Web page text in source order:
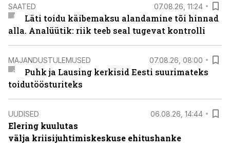
SAATED 07.08.26, 11:24
Läti toidu käibemaksu alandamine tõi hinnad
alla. Analüütik: riik teeb seal tugevat kontrolli
MAJANDUSTULEMUSED 07.08.26, 08:00
Puhk ja Lausing kerkisid Eesti suurimateks
toidutöösturiteks
UUDISED 06.08.26, 14:44
Elering kuulutas
välja kriisijuhtimiskeskuse ehitushanke